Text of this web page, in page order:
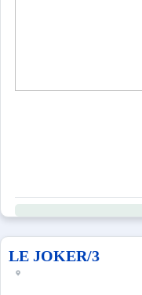
LE JOKER/3